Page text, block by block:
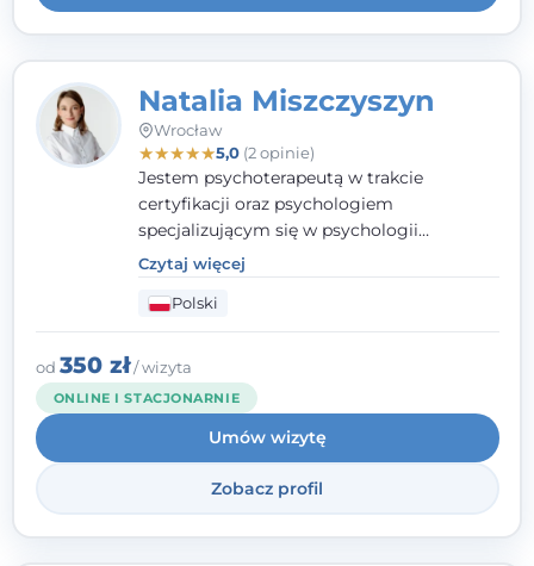
Natalia Miszczyszyn
Wrocław
★★★★★5,0(2 opinie)
Jestem psychoterapeutą w trakcie
certyfikacji oraz psychologiem
specjalizującym się w psychologii
klinicznej. Ukończyłam również studia
podyplomowe z Praktycznej Diagnozy
Psychologicznej. Aktywnie uczestniczę w
działalności Polskiego Towarzystwa
Psychiatrycznego oraz Polskiego
Towarzystwa Psychologicznego, a także
jestem członkiem nadzwyczajnym
Wielkopolskiego Towarzystwa Terapii
Systemowej.
Czytaj więcej
Polski
od 350 zł/ wizyta
ONLINE I STACJONARNIE
Umów wizytę
Zobacz profil